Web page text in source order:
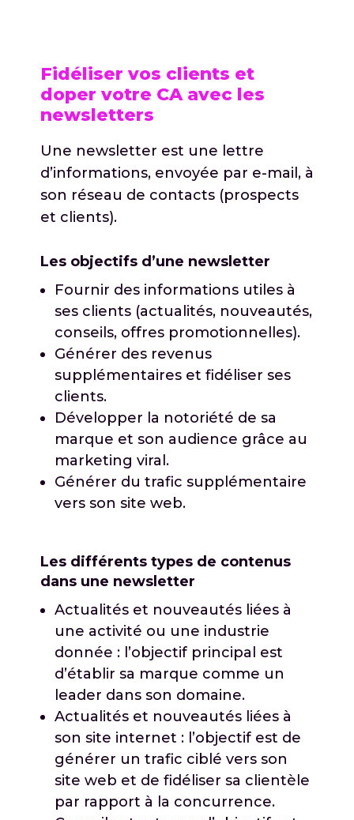
Fidéliser vos clients et
doper votre CA avec les
newsletters
Une newsletter est une lettre
d’informations, envoyée par e-mail, à
son réseau de contacts (prospects
et clients).
Les objectifs d’une newsletter
Fournir des informations utiles à
ses clients (actualités, nouveautés,
conseils, offres promotionnelles).
Générer des revenus
supplémentaires et fidéliser ses
clients.
Développer la notoriété de sa
marque et son audience grâce au
marketing viral.
Générer du trafic supplémentaire
vers son site web.
Les différents types de contenus
dans une newsletter
Actualités et nouveautés liées à
une activité ou une industrie
donnée : l’objectif principal est
d’établir sa marque comme un
leader dans son domaine.
Actualités et nouveautés liées à
son site internet : l’objectif est de
générer un trafic ciblé vers son
site web et de fidéliser sa clientèle
par rapport à la concurrence.